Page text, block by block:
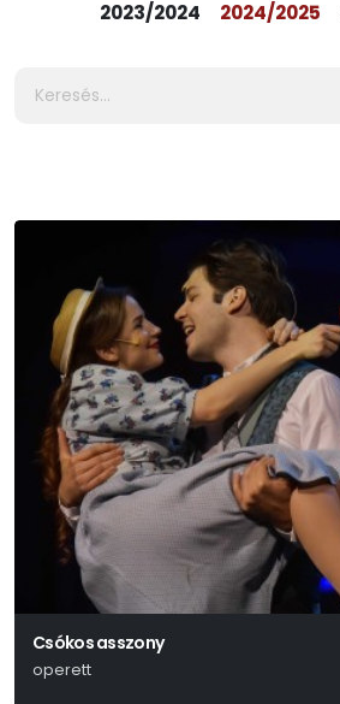
2023/2024
2024/2025
Csókos asszony
operett